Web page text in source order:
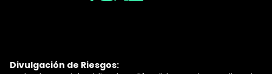
Divulgación de Riesgos: